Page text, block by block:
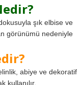
şık elbise ve
görünümü nedeniyle
abiye ve dekoratif
kullanılır.